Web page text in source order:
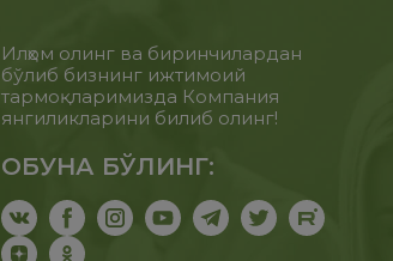
Илҳом олинг ва биринчилардан
бўлиб бизнинг ижтимоий
тармоқларимизда Компания
янгиликларини билиб олинг!
ОБУНА БЎЛИНГ: